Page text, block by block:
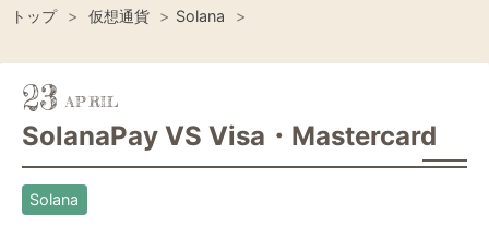
トップ > 仮想通貨 > Solana >
23
SolanaPay VS Visa・Mastercard
Solana